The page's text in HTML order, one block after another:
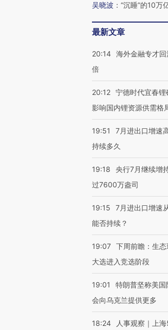
吴晓波 ： “沉睡”的10万
最新文章
20:14 海外金融专才
倍
20:12 宁德时代宜春
影响国内锂资源供需格
19:51
7月进出口增速
持续多久
19:18
央行7月继续增
过7600万盎司
19:15
7月进出口增速
能否持续？
19:07 下周前瞻：生
大选进入竞选阶段
19:01
特朗普坚称美
会向乌克兰提供更多
18:24
人事观察｜上